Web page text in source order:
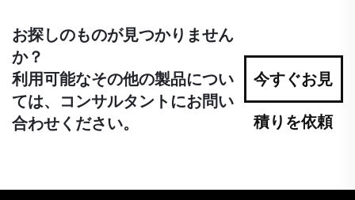
お探しのものが見つかりません
か？
利用可能なその他の製品につい
ては、コンサルタントにお問い
合わせください。
今すぐお見
積りを依頼